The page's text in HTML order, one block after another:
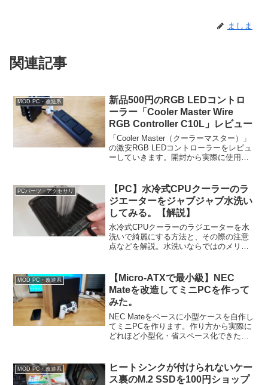
ましま
関連記事
MOD PC・改造系
新品500円のRGB LEDコントロ
ーラー「Cooler Master Wire
RGB Controller C10L」レビュー
「Cooler Master（クーラーマスター）」
の激安RGB LEDコントローラーをレビュ
ーしていきます。開封から実際に使用、
PCパーツ・アクセサリ
【PC】水冷式CPUクーラーのラ
ジエーターをジャブジャブ水洗い
してみる。【解説】
水冷式CPUクーラーのラジエーターを水
洗いで綺麗にする方法と、その際の注意
点などを解説。水洗いならではのメリッ
MOD PC・改造系
【Micro-ATXで最小級】NEC
Mateを改造してミニPCを作って
みた。
NEC Mateをベースに小型ケースを自作し
てミニPCを作ります。作り方から実際に
どれほど小型化・省スペース化できたの
MOD PC・改造系
ヒートシンクが付けられないケー
ス裏のM.2 SSDを100円ショップ